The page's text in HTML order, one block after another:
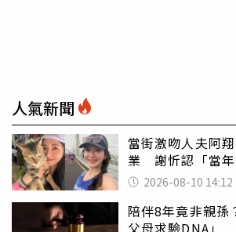
人氣新聞
當街激吻人夫阿
業 謝忻認「當年
心聲2026-08-10 14:12
陪伴8年竟非親孫
父母求驗DNA」